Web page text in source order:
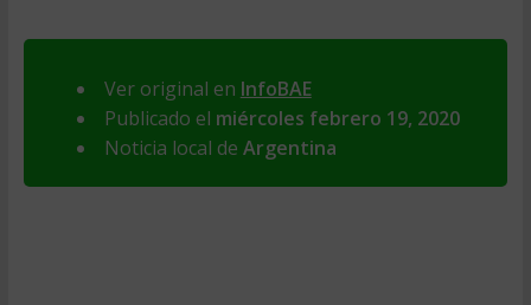
Ver original en InfoBAE
Publicado el miércoles febrero 19, 2020
Noticia local de Argentina